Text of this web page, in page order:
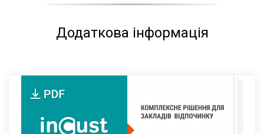
Додаткова інформація